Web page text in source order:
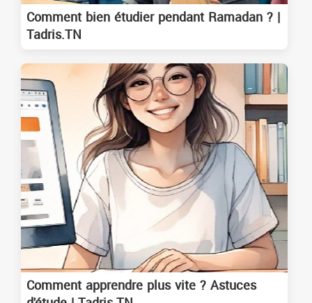
Comment bien étudier pendant Ramadan ? |
Tadris.TN
Comment apprendre plus vite ? Astuces